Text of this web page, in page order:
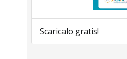
Scaricalo gratis!